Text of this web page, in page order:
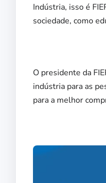
Indústria, isso é
sociedade, como
O presidente da
indústria para as
para a melhor